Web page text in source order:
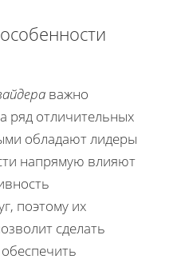
важно
ряд отличительных
обладают лидеры
напрямую влияют
поэтому их
сделать